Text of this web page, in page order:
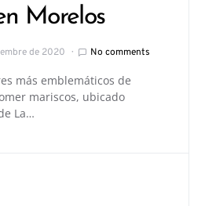
Morelos
de 2020 No comments
más emblemáticos de
mariscos, ubicado
La…